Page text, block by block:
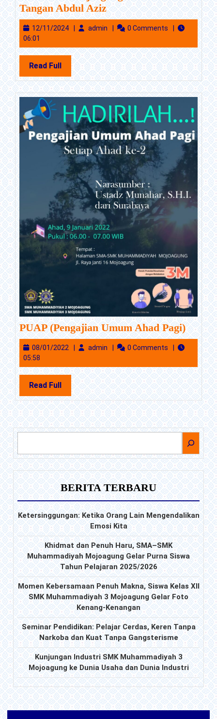
Tangan Abdul AzizTongkat
Estafet
Kepemimpinan
PR
IPM
MEC
Mojoagung
Beralih
ke
Tangan
Abdul
Aziz
12/11/2024 12/11/2024
admin admin0 Comments
06:01
Read Full Read
Full
PUAP (Pengajian Umum Ahad Pagi)PUAP
Umum
Ahad
Pagi)
08/01/2022 08/01/2022
admin admin0 Comments
05:58
Read FullRead
Full
BERITA TERBARU
Ketersinggungan: Ketika Orang Lain Mengendalikan
Emosi Kita
Khidmat dan Penuh Haru, SMA–SMK
Muhammadiyah Mojoagung Gelar Purna Siswa
Tahun Pelajaran 2025/2026
Momen Kebersamaan Penuh Makna, Siswa Kelas XII
SMK Muhammadiyah 3 Mojoagung Gelar Foto
Kenang-Kenangan
Seminar Pendidikan: Pelajar Cerdas, Keren Tanpa
Narkoba dan Kuat Tanpa Gangsterisme
Kunjungan Industri SMK Muhammadiyah 3
Mojoagung ke Dunia Usaha dan Dunia Industri